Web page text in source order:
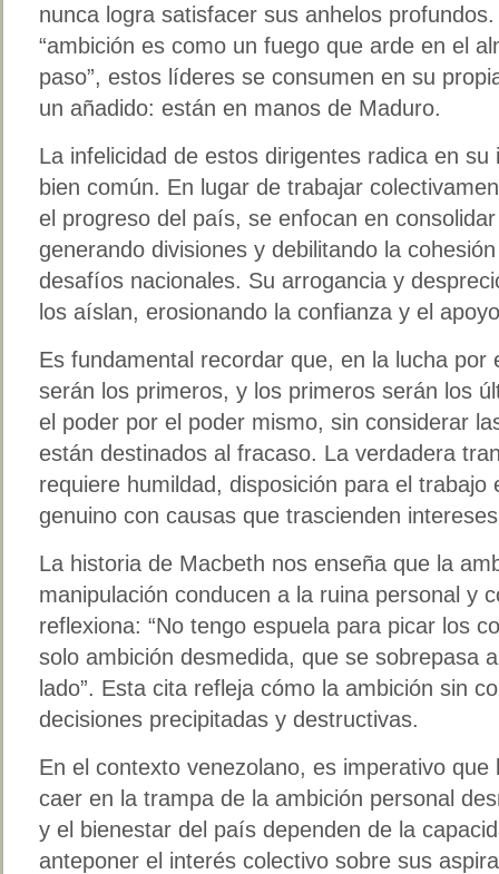
nunca logra satisfacer sus anhelos
“ambición es como un fuego que arde en el
paso”, estos líderes se consumen en su
un añadido: están en manos de Maduro.
La infelicidad de estos dirigentes radica en
bien común. En lugar de trabajar
el progreso del país, se enfocan en
generando divisiones y debilitando la
desafíos nacionales. Su arrogancia y
los aíslan, erosionando la confianza y el
Es fundamental recordar que, en la lucha por
serán los primeros, y los primeros serán los
el poder por el poder mismo, sin considerar
están destinados al fracaso. La verdadera
requiere humildad, disposición para el
genuino con causas que trascienden
La historia de Macbeth nos enseña que la
manipulación conducen a la ruina personal y
reflexiona: “No tengo espuela para picar los
solo ambición desmedida, que se sobrepasa
lado”. Esta cita refleja cómo la ambición sin
decisiones precipitadas y destructivas.
En el contexto venezolano, es imperativo
caer en la trampa de la ambición personal
y el bienestar del país dependen de la
anteponer el interés colectivo sobre sus